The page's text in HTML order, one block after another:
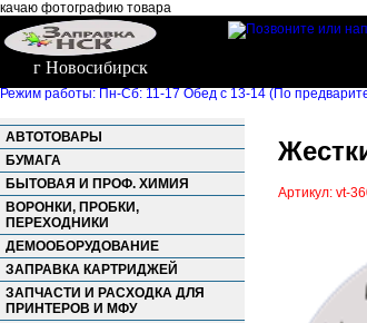
качаю фотографию товара
г Новосибирск
Режим работы: Пн-Сб: 11-17 Обед с 13-14 (По
АВТОТОВАРЫ
БУМАГА
БЫТОВАЯ И ПРОФ. ХИМИЯ
ВОРОНКИ, ПРОБКИ,
ПЕРЕХОДНИКИ
ДЕМООБОРУДОВАНИЕ
ЗАПРАВКА КАРТРИДЖЕЙ
ЗАПЧАСТИ И РАСХОДКА ДЛЯ
ПРИНТЕРОВ И МФУ
Артикул: vt-